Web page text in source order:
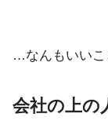
…なんもいいこ
会社の上の